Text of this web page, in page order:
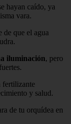
hayan caído, ya
vara.
de que el agua
iluminación, pero
fertilizante
y salud.
de tu orquídea en